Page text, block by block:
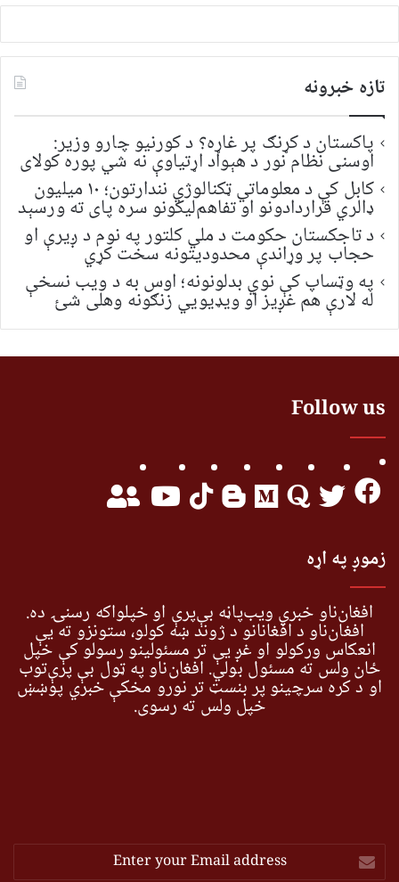
تازه خبرونه
پاکستان د کړنګ پر غاړه؟ د کورنیو چارو وزیر:
اوسنی نظام نور د هېواد اړتیاوې نه شي پوره کولای
کابل کې د معلوماتي ټکنالوژي نندارتون؛ ۱۰ میلیون
ډالري قراردادونو او تفاهم‌لیکونو سره پای ته ورسېد
د تاجکستان حکومت د ملي کلتور په نوم د ږیرې او
حجاب پر وړاندې محدودیتونه سخت کړي
په وټساپ کې نوي بدلونونه؛ اوس به د ویب نسخې
له لارې هم غږیز او ویډیويي زنګونه وهلی شئ
Follow us
زموږ په اړه
افغان‌ناو خبري ویب‌پاڼه بې‌پرې او خپلواکه رسنۍ ده.
افغان‌ناو د افغانانو د ژوند ښه کولو، ستونزو ته یې
انعکاس ورکولو او غږ یې تر مسئولینو رسولو کې خپل
ځان ولس ته مسئول بولي. افغان‌ناو په ټول بې پرې‌توب
او د کره سرچینو پر بنسټ تر نورو مخکې خبري پوښښ
خپل ولس ته رسوي.
Enter
your